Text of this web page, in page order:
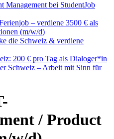
Management bei StudentJob
– verdiene 3500 € als
(m/w/d)
die Schweiz & verdiene
200 € pro Tag als Dialoger*in
Schweiz – Arbeit mit Sinn für
/ Product